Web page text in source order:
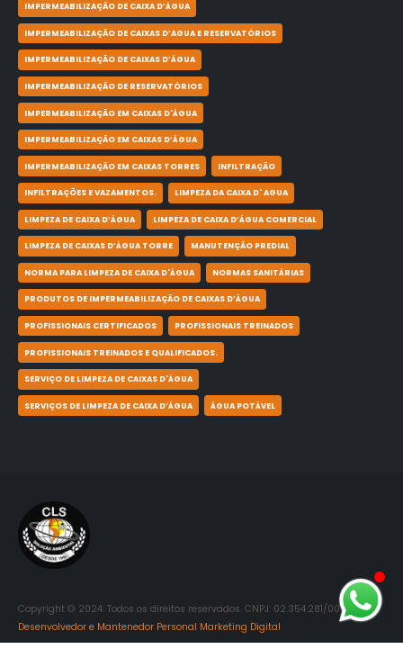
IMPERMEABILIZAÇÃO DE CAIXA D’ÁGUA
IMPERMEABILIZAÇÃO DE CAIXAS D’AGUA E RESERVATÓRIOS
IMPERMEABILIZAÇÃO DE CAIXAS D’ÁGUA
IMPERMEABILIZAÇÃO DE RESERVATÓRIOS
IMPERMEABILIZAÇÃO EM CAIXAS D'ÁGUA
IMPERMEABILIZAÇÃO EM CAIXAS D’ÁGUA
IMPERMEABILIZAÇÃO EM CAIXAS TORRES INFILTRAÇÃO
INFILTRAÇÕES E VAZAMENTOS. LIMPEZA DA CAIXA D' AGUA
LIMPEZA DE CAIXA D’ÁGUA LIMPEZA DE CAIXA D’ÁGUA COMERCIAL
LIMPEZA DE CAIXAS D’ÁGUA TORRE MANUTENÇÃO PREDIAL
NORMA PARA LIMPEZA DE CAIXA D'ÁGUA NORMAS SANITÁRIAS
PRODUTOS DE IMPERMEABILIZAÇÃO DE CAIXAS D’ÁGUA
PROFISSIONAIS CERTIFICADOS PROFISSIONAIS TREINADOS
PROFISSIONAIS TREINADOS E QUALIFICADOS.
SERVIÇO DE LIMPEZA DE CAIXAS D'ÁGUA
SERVIÇOS DE LIMPEZA DE CAIXA D’ÁGUA ÁGUA POTÁVEL
Copyright © 2024. Todos os direitos reservados. CNPJ: 02.354.281/0001-06.
Desenvolvedor e Mantenedor Personal Marketing Digital